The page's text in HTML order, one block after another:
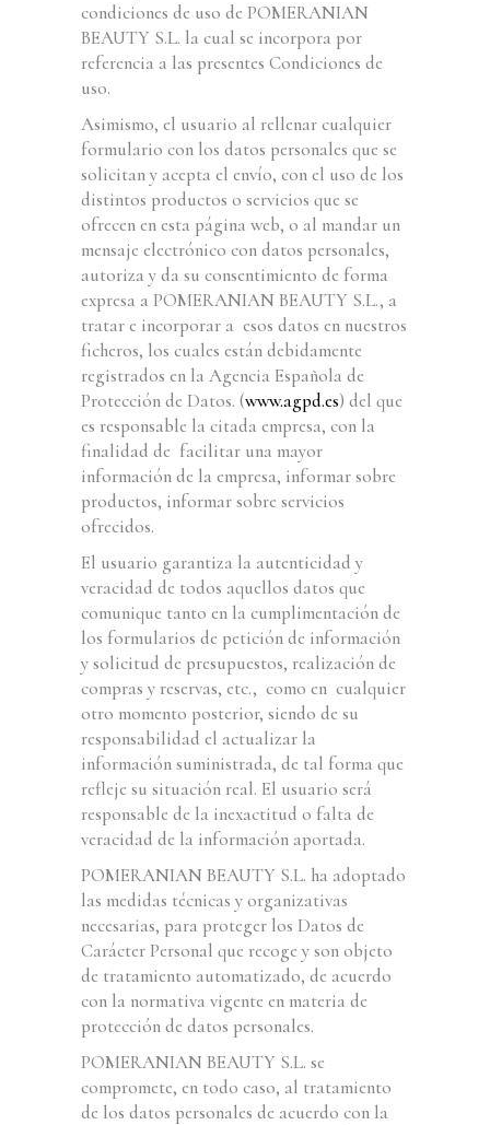
condiciones de uso de POMERANIAN
BEAUTY S.L. la cual se incorpora por
referencia a las presentes Condiciones de
uso.
Asimismo, el usuario al rellenar cualquier
formulario con los datos personales que se
solicitan y acepta el envío, con el uso de los
distintos productos o servicios que se
ofrecen en esta página web, o al mandar un
mensaje electrónico con datos personales,
autoriza y da su consentimiento de forma
expresa a POMERANIAN BEAUTY S.L., a
tratar e incorporar a esos datos en nuestros
ficheros, los cuales están debidamente
registrados en la Agencia Española de
Protección de Datos. (www.agpd.es) del que
es responsable la citada empresa, con la
finalidad de facilitar una mayor
información de la empresa, informar sobre
productos, informar sobre servicios
ofrecidos.
El usuario garantiza la autenticidad y
veracidad de todos aquellos datos que
comunique tanto en la cumplimentación de
los formularios de petición de información
y solicitud de presupuestos, realización de
compras y reservas, etc., como en cualquier
otro momento posterior, siendo de su
responsabilidad el actualizar la
información suministrada, de tal forma que
refleje su situación real. El usuario será
responsable de la inexactitud o falta de
veracidad de la información aportada.
POMERANIAN BEAUTY S.L. ha adoptado
las medidas técnicas y organizativas
necesarias, para proteger los Datos de
Carácter Personal que recoge y son objeto
de tratamiento automatizado, de acuerdo
con la normativa vigente en materia de
protección de datos personales.
POMERANIAN BEAUTY S.L. se
compromete, en todo caso, al tratamiento
de los datos personales de acuerdo con la